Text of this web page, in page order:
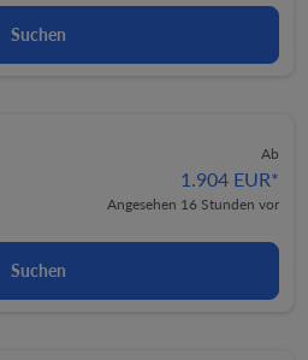
Suchen
Ab
1.904 EUR*
Angesehen 16 Stunden vor
Suchen